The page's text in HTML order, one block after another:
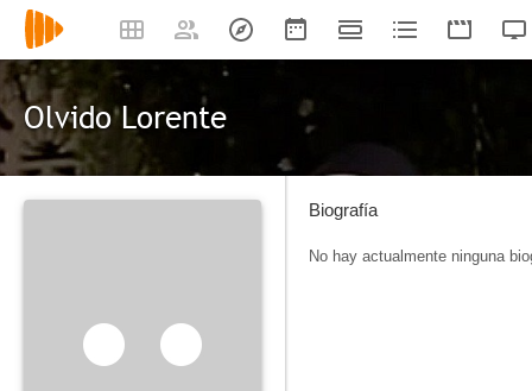
Olvido Lorente
Biografía
No hay actualmente ninguna